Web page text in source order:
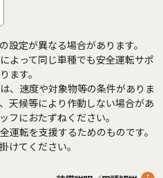
設定が異なる場合があります。
よって同じ車種でも安全運転サポ
ます。
、速度や対象物等の条件がありま
天候等により作動しない場合があ
フにおたずねください。
運転を支援するためのものです。
けてください。